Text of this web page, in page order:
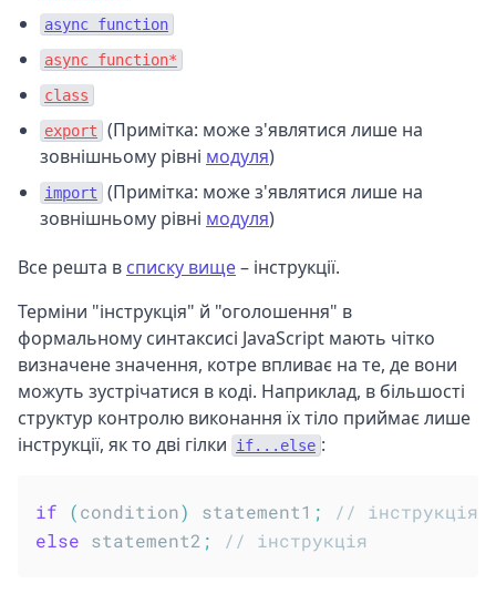
async function
async function*
class
export
(Примітка: може з'являтися лише на
зовнішньому рівні модуля)
import
(Примітка: може з'являтися лише на
зовнішньому рівні модуля)
Все решта в списку вище– інструкції.
Терміни "інструкція" й "оголошення" в
формальному синтаксисі JavaScript мають чітко
визначене значення, котре впливає на те, де вони
можуть зустрічатися в коді. Наприклад, в більшості
структур контролю виконання їх тіло приймає лише
інструкції, як то дві гілки
if...else :
if (condition) statement1 ;
// інструкція
else statement2 ; // інструкція